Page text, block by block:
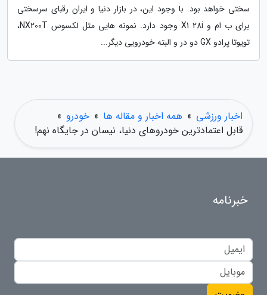
سختی خواهد بود. با وجود این، در بازار دنیا و ایران رقبای سرسختی
برای ب ام و X1 28i وجود دارد. نمونه هایی مثل لکسوس NX200T،
تویوتا پرادو GX دو در و البته خودرویی دیگر...
اخبار ورزشی » همه اخبار و مقاله ها » خودرو »
قابل اعتمادترین خودروهای دنیا، نیسان در جایگاه نهم!
خبرنامه